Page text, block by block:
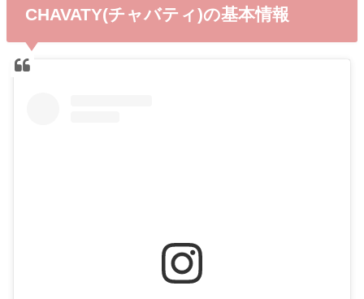
CHAVATY(チャバティ)の基本情報